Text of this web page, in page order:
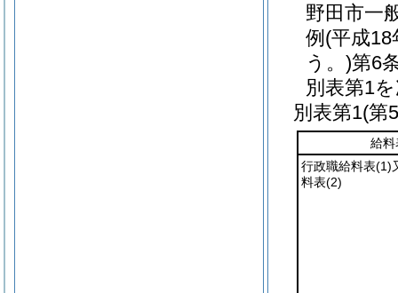
野田市一
例 (平成
う。)第6
別表第1
別表第1(第
給料
行政職給料表(1)
料表(2)